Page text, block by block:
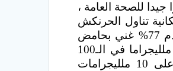
جيدا للصحة العامة ،
تناول الحرنكش
77% غني بحامض
الاسكورييك ، بما يعادل 120 ملليجراما في الـ100 جرام عصير، السكريات الكلية وصلت إلى 26% والكاروتينويدات 12 ملليجراما في الـ100
جرام، والغلاف الخارجي للثمار به 11% بكتن وقشرة الثمرة بها 21% بكتن أيضاً، بل أن الغلاف الخارجي احتوى على 10 ملليجرامات